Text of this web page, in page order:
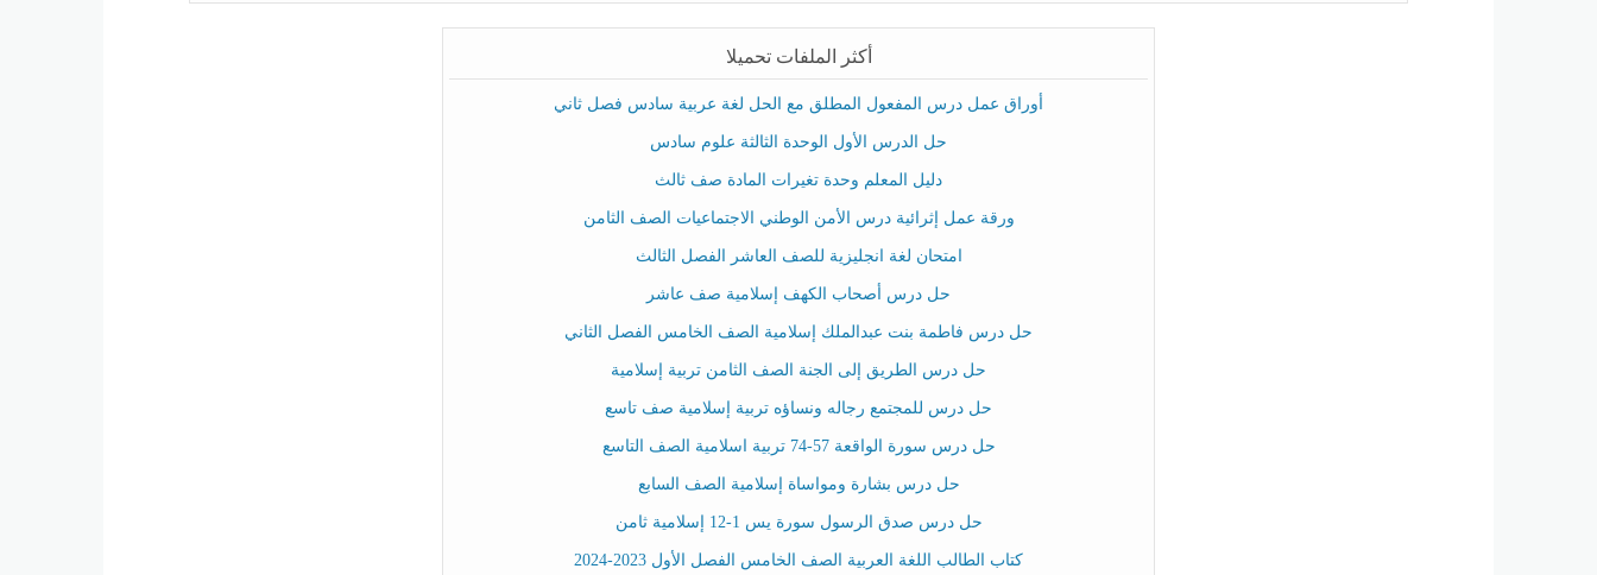
أكثر الملفات تحميلا
أوراق عمل درس المفعول المطلق مع الحل لغة عربية سادس فصل ثاني
حل الدرس الأول الوحدة الثالثة علوم سادس
دليل المعلم وحدة تغيرات المادة صف ثالث
ورقة عمل إثرائية درس الأمن الوطني الاجتماعيات الصف الثامن
امتحان لغة انجليزية للصف العاشر الفصل الثالث
حل درس أصحاب الكهف إسلامية صف عاشر
حل درس فاطمة بنت عبدالملك إسلامية الصف الخامس الفصل الثاني
حل درس الطريق إلى الجنة الصف الثامن تربية إسلامية
حل درس للمجتمع رجاله ونساؤه تربية إسلامية صف تاسع
حل درس سورة الواقعة 57-74 تربية اسلامية الصف التاسع
حل درس بشارة ومواساة إسلامية الصف السابع
حل درس صدق الرسول سورة يس 1-12 إسلامية ثامن
كتاب الطالب اللغة العربية الصف الخامس الفصل الأول 2023-2024